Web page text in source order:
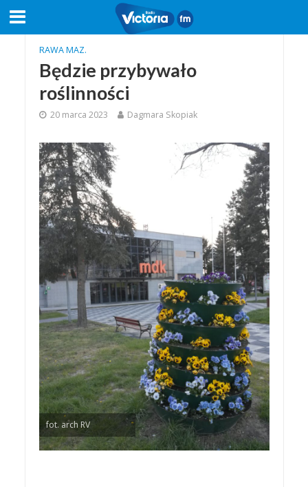
RAWA MAZ.
Będzie przybywało
roślinności
20 marca 2023 Dagmara Skopiak
fot. arch RV